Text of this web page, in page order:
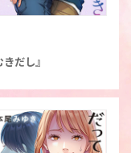
だし』